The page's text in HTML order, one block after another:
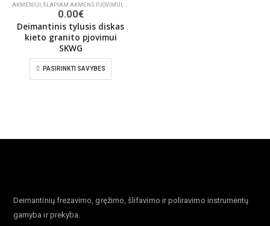
AKMENIUI ŠLAPIAM AKMENS PJOVIMUI
0.00€
Deimantinis tylusis diskas
kieto granito pjovimui
SKWG
PASIRINKTI SAVYBES
Deimantinių frezavimo, gręžimo, šlifavimo ir poliravimo instrumentų
gamyba ir prekyba.